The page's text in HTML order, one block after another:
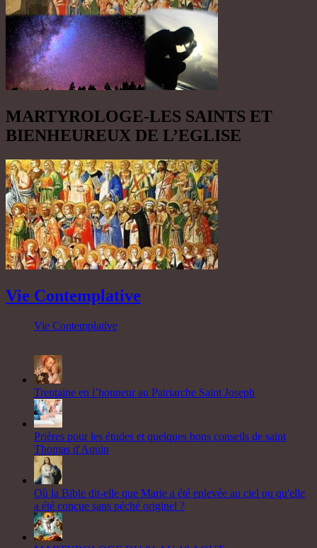
MARTYROLOGE-LES SAINTS ET
BIENHEUREUX DE L’EGLISE
Vie Contemplative
Vie Contemplative
Trentaine en l’honneur au Patriarche Saint Joseph
Prières pour les études et quelques bons conseils de saint
Thomas d'Aquin
Où la Bible dit-elle que Marie a été enlevée au ciel ou qu'elle
a été conçue sans péché originel ?